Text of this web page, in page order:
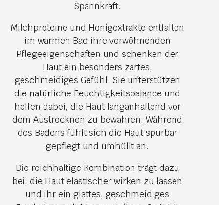
Spannkraft.
Milchproteine und Honig­extrakte entfalten
im warmen Bad ihre verwöhnenden
Pflege­eigenschaften und schenken der
Haut ein besonders zartes,
geschmeidiges Gefühl. Sie unterstützen
die natürliche Feuchtig­keitsbalance und
helfen dabei, die Haut langanhaltend vor
dem Austrocknen zu bewahren. Während
des Badens fühlt sich die Haut spürbar
gepflegt und umhüllt an.
Die reichhaltige Kombination trägt dazu
bei, die Haut elastischer wirken zu lassen
und ihr ein glattes, geschmeidiges